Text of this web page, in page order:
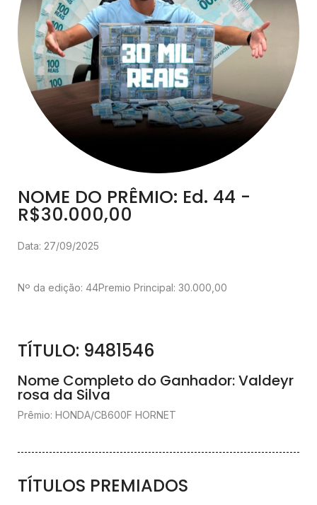
NOME DO PRÊMIO: Ed. 44 -
R$30.000,00
Data: 27/09/2025
Nº da edição: 44Premio Principal: 30.000,00
TÍTULO: 9481546
Nome Completo do Ganhador: Valdeyr
rosa da Silva
Prêmio: HONDA/CB600F HORNET
TÍTULOS PREMIADOS